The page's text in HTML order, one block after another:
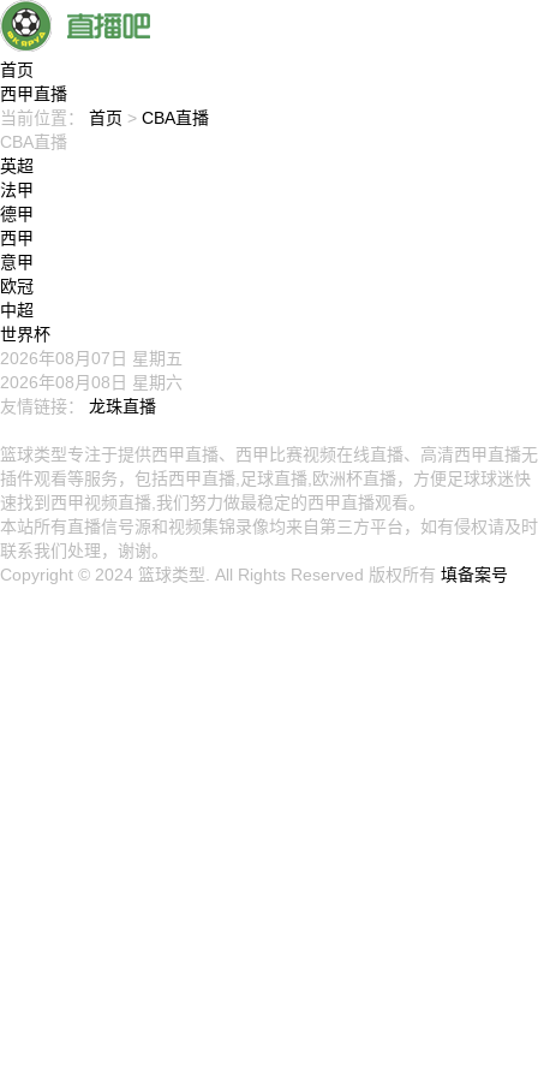
首页
西甲直播
当前位置： 首页 > CBA直播
CBA直播
英超
法甲
德甲
西甲
意甲
欧冠
中超
世界杯
2026年08月07日 星期五
2026年08月08日 星期六
友情链接： 龙珠直播
篮球类型专注于提供西甲直播、西甲比赛视频在线直播、高清西甲直播无
插件观看等服务，包括西甲直播,足球直播,欧洲杯直播，方便足球球迷快
速找到西甲视频直播,我们努力做最稳定的西甲直播观看。
本站所有直播信号源和视频集锦录像均来自第三方平台，如有侵权请及时
联系我们处理，谢谢。
Copyright © 2024 篮球类型 . All Rights Reserved 版权所有 填备案号